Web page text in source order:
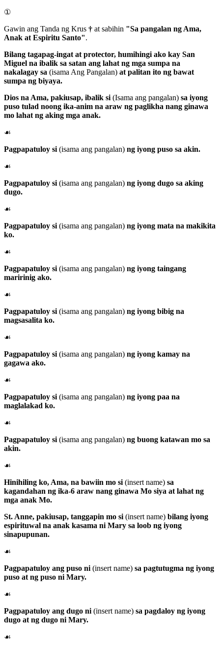
①
Gawin ang Tanda ng Krus † at sabihin "Sa pangalan ng Ama,
Anak at Espiritu Santo".
Bilang tagapag-ingat at protector, humihingi ako kay San
Miguel na ibalik sa satan ang lahat ng mga sumpa na
nakalagay sa (isama Ang Pangalan) at palitan ito ng bawat
sumpa ng biyaya.
Dios na Ama, pakiusap, ibalik si (Isama ang pangalan) sa iyong
puso tulad noong ika-anim na araw ng paglikha nang ginawa
mo lahat ng aking mga anak.
☙
Pagpapatuloy si (isama ang pangalan) ng iyong puso sa akin.
☙
Pagpapatuloy si (isama ang pangalan) ng iyong dugo sa aking
dugo.
☙
Pagpapatuloy si (isama ang pangalan) ng iyong mata na makikita
ko.
☙
Pagpapatuloy si (isama ang pangalan) ng iyong taingang
maririnig ako.
☙
Pagpapatuloy si (isama ang pangalan) ng iyong bibig na
magsasalita ko.
☙
Pagpapatuloy si (isama ang pangalan) ng iyong kamay na
gagawa ako.
☙
Pagpapatuloy si (isama ang pangalan) ng iyong paa na
maglalakad ko.
☙
Pagpapatuloy si (isama ang pangalan) ng buong katawan mo sa
akin.
☙
Hinihiling ko, Ama, na bawiin mo si (insert name) sa
kagandahan ng ika-6 araw nang ginawa Mo siya at lahat ng
mga anak Mo.
St. Anne, pakiusap, tanggapin mo si (insert name) bilang iyong
espirituwal na anak kasama ni Mary sa loob ng iyong
sinapupunan.
☙
Pagpapatuloy ang puso ni (insert name) sa pagtutugma ng iyong
puso at ng puso ni Mary.
☙
Pagpapatuloy ang dugo ni (insert name) sa pagdaloy ng iyong
dugo at ng dugo ni Mary.
☙